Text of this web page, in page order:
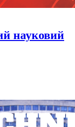
науковий